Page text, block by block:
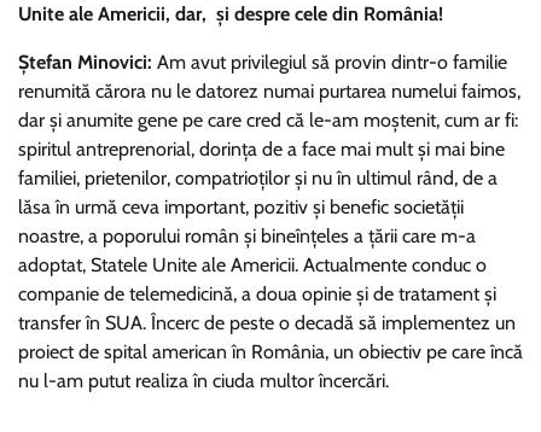
Unite ale Americii, dar, și despre cele din România!
Ștefan Minovici: Am avut privilegiul să provin dintr-o familie
renumită cărora nu le datorez numai purtarea numelui faimos,
dar și anumite gene pe care cred că le-am moștenit, cum ar fi:
spiritul antreprenorial, dorința de a face mai mult și mai bine
familiei, prietenilor, compatrioților și nu în ultimul rând, de a
lăsa în urmă ceva important, pozitiv și benefic societății
noastre, a poporului român și bineînțeles a țării care m-a
adoptat, Statele Unite ale Americii. Actualmente conduc o
companie de telemedicină, a doua opinie și de tratament și
transfer în SUA. Încerc de peste o decadă să implementez un
proiect de spital american în România, un obiectiv pe care încă
nu l-am putut realiza în ciuda multor încercări.